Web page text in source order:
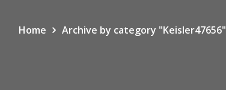
Home Archive by category "Keisler47656"